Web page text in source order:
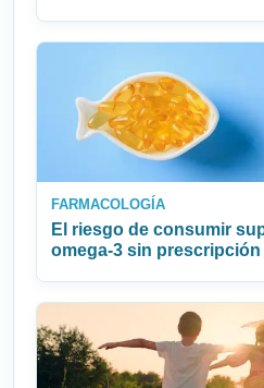
FARMACOLOGÍA
El riesgo de consumir
omega‑3 sin